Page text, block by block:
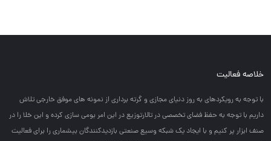
خلاصه فعالیت
با توجه به رويكردهاي به روز دنياي مجازي و گرته برداري از نمونه هاي موفق خارجي تلاش
داريم با توجه به حفظ فضاي تخصصي در تالارتوزيع در اين امر بومي سازي كرده و اين خلا را در
صنف ابزار پر كنيم و با ايجاد يك شبكه وسيع صنعتي بازديدكنندگان بيشماري را براي فعاليت